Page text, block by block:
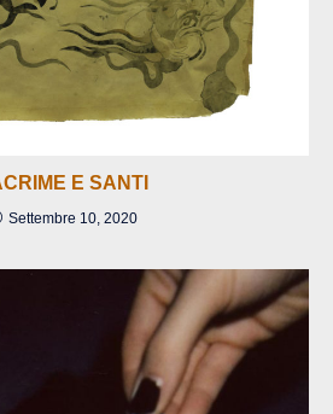
E SANTI
Settembre 10, 2020